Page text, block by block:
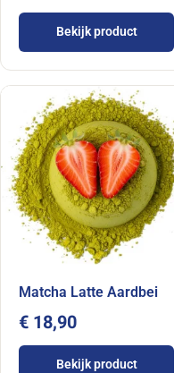
Bekijk product
Matcha Latte Aardbei
€ 18,90
Bekijk product